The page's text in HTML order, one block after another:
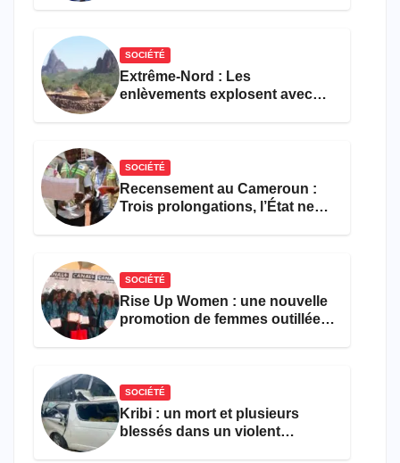
SOCIÉTÉ
Extrême-Nord : Les
enlèvements explosent avec
SOCIÉTÉ
Recensement au Cameroun :
Trois prolongations, l’État ne
SOCIÉTÉ
Rise Up Women : une nouvelle
promotion de femmes outillées
SOCIÉTÉ
Kribi : un mort et plusieurs
blessés dans un violent